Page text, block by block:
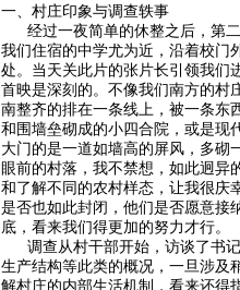
一、村庄印象与调查轶事
经过一夜简单的休整之后，第二
我们住宿的中学尤为近，沿着校门
处。当天关此片的张片长引领我们
首映是深刻的。不像我们南方的村
南整齐的排在一条线上，被一条东
和围墙垒砌成的小四合院，或是现
大门的是一道如墙高的屏风，多砌
眼前的村落，我不禁想，如此迥异
和了解不同的农村样态，让我很庆
是否也如此封闭，他们是否愿意接
底，看来我们得更加的努力才行。
调查从村干部开始，访谈了书记
生产结构等此类的概况，一旦涉及
解村庄的内部生活机制，看来还得